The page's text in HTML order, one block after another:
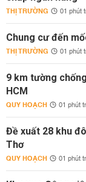
THỊ TRƯỜNG 01 phút
Chung cư đến
THỊ TRƯỜNG 01 phút
9 km tường
HCM
QUY HOẠCH 01 phút
Đề xuất 28 khu
Thơ
QUY HOẠCH 01 phút